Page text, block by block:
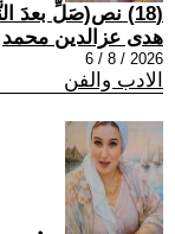
(18) نص(صَلِّ بعدَ النَّحر)هدى عزالدين محمد.مصر.
هدى عزالدين محمد
2026 / 8 / 6
الادب والفن